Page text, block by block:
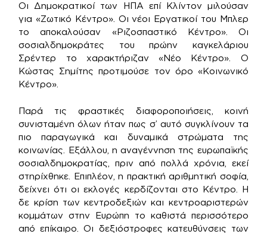
Οι Δημοκρατικοί των ΗΠΑ επί Κλίντον μιλούσαν
για «Ζωτικό Κέντρο». Οι νέοι Εργατικοί του Μπλερ
το αποκαλούσαν «Ριζοσπαστικό Κέντρο». Οι
σοσιαλδημοκράτες του πρώην καγκελάριου
Σρέντερ το χαρακτήριζαν «Νέο Κέντρο». Ο
Κώστας Σημίτης προτιμούσε τον όρο «Κοινωνικό
Κέντρο».
Παρά τις φραστικές διαφοροποιήσεις, κοινή
συνισταμένη όλων ήταν πως σ’ αυτό συγκλίνουν τα
πιο παραγωγικά και δυναμικά στρώματα της
κοινωνίας. Εξάλλου, η αναγέννηση της ευρωπαϊκής
σοσιαλδημοκρατίας, πριν από πολλά χρόνια, εκεί
στηρίχθηκε. Επιπλέον, η πρακτική αριθμητική σοφία,
δείχνει ότι οι εκλογές κερδίζονται στο Κέντρο. Η
δε κρίση των κεντροδεξιών και κεντροαριστερών
κομμάτων στην Ευρώπη το καθιστά περισσότερο
από επίκαιρο. Οι δεξιόστροφες κατευθύνσεις των